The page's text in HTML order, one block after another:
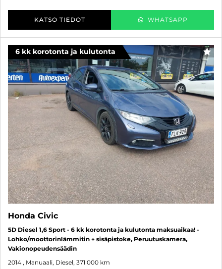
KATSO TIEDOT WHATSAPP
6 kk korotonta ja kulutonta
Honda Civic
5D Diesel 1,6 Sport - 6 kk korotonta ja kulutonta maksuaikaa! -
Lohko/moottorinlämmitin + sisäpistoke, Peruutuskamera,
Vakionopeudensäädin
2014 , Manuaali, Diesel, 371 000 km